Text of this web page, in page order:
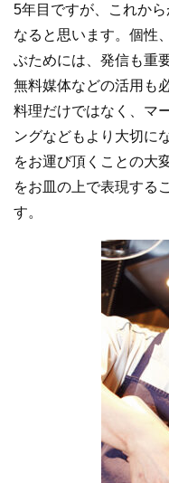
5年目ですが、これか
なると思います。個性
ぶためには、発信も重
無料媒体などの活用も
料理だけではなく、マ
ングなどもより大切に
をお運び頂くことの大
をお皿の上で表現する
す。